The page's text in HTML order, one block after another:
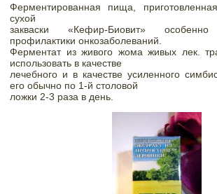
Ферментированная пища,
сухой
закваски «Кефир-Биовит»
профилактики онкозаболеваний.
Ферментат из живого жома живых лек.
использовать в качестве
лечебного и в качестве усиленного
его обычно по 1-й столовой
ложки 2-3 раза в день.